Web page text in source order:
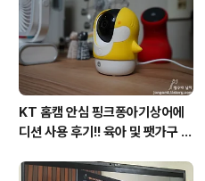
KT 홈캠 안심 핑크퐁아기상어에
디션 사용 후기!! 육아 및 팻가구 그
상어홈캠 어때!!